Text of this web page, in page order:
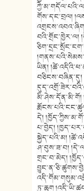
གོས་དང་བྲལ།
བའི་གྲོང་ཁྱེར་ལ།
ཡིན།
བཅིངས་བཞིན་དུ།
དེ།
པ་བྱེད།
སྐྱེད་པའི་མ།
ཤ་བུས་ཟ་བ།
གྲང་བ་མེད།
ཏུ་ཆུག